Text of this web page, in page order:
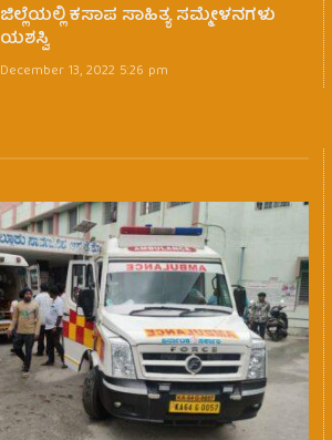
ಜಿಲ್ಲೆಯಲ್ಲಿ ಕಸಾಪ ಸಾಹಿತ್ಯ ಸಮ್ಮೇಳನಗಳು
ಯಶಸ್ವಿ
December 13, 2022 5:26 pm